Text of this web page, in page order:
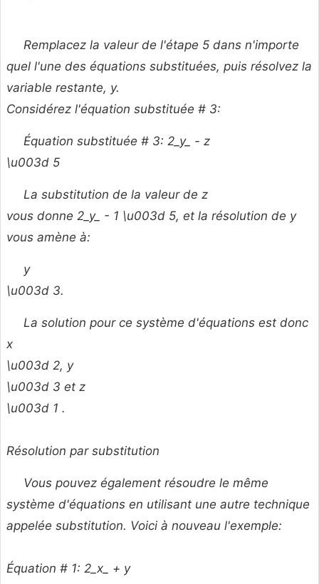
Remplacez la valeur de l'étape 5 dans n'importe
quel l'une des équations substituées, puis résolvez la
variable restante, y.
Considérez l'équation substituée # 3:
Équation substituée # 3: 2_y_ - z
\u003d 5
La substitution de la valeur de z
vous donne 2_y_ - 1 \u003d 5, et la résolution de y
vous amène à:
y
\u003d 3.
La solution pour ce système d'équations est donc
x
\u003d 2, y
\u003d 3 et z
\u003d 1 .
Résolution par substitution
Vous pouvez également résoudre le même
système d'équations en utilisant une autre technique
appelée substitution. Voici à nouveau l'exemple:
Équation # 1: 2_x_ + y